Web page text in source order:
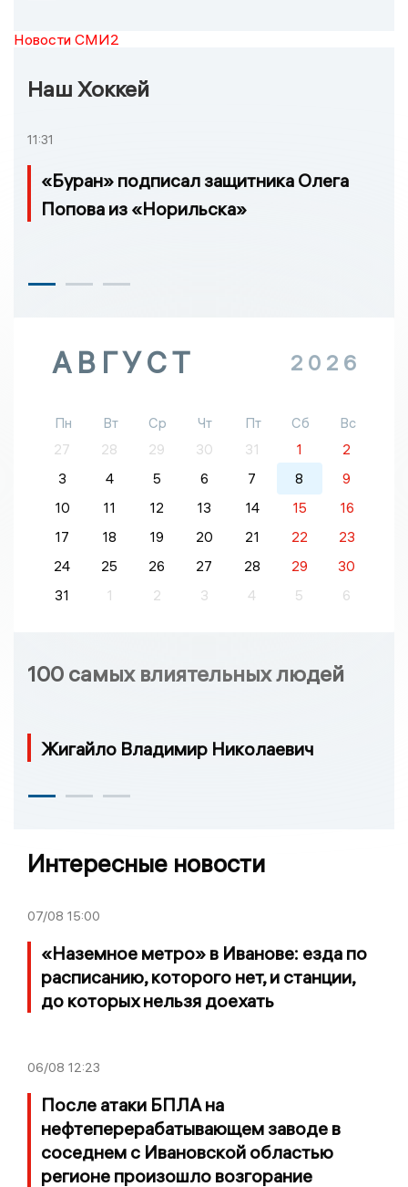
Новости СМИ2
Наш Хоккей
11:31
«Буран» подписал защитника Олега
Попова из «Норильска»
АВГУСТ 2026
Пн Вт Ср Чт Пт Сб
Вс
27
28 29 30 31 1
2
3
4 5 6 7 8
9
10
11 12 13 14 15
16
17
18 19 20 21 22
23
24
25 26 27 28 29
30
31
1 2 3 4 5 6
100 самых влиятельных людей
Жигайло Владимир Николаевич
Интересные новости
07/08 15:00
«Наземное метро» в Иванове: езда по
расписанию, которого нет, и станции,
до которых нельзя доехать
06/08 12:23
После атаки БПЛА на
нефтеперерабатывающем заводе в
соседнем с Ивановской областью
регионе произошло возгорание